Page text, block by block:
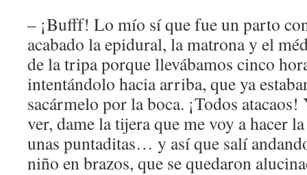
– ¡Bufff! Lo mío sí que fue un parto
acabado la epidural, la matrona y el
de la tripa porque llevábamos cinco
intentándolo hacia arriba, que ya
sacármelo por la boca. ¡Todos
ver, dame la tijera que me voy a hacer
unas puntaditas… y así que salí
niño en brazos, que se quedaron